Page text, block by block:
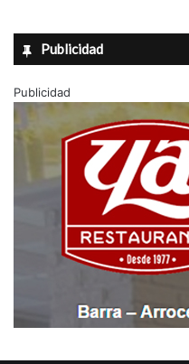
Publicidad
Publicidad